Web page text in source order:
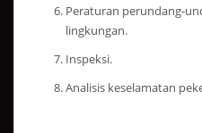
Peraturan perundang-
lingkungan.
Inspeksi.
Analisis keselamatan